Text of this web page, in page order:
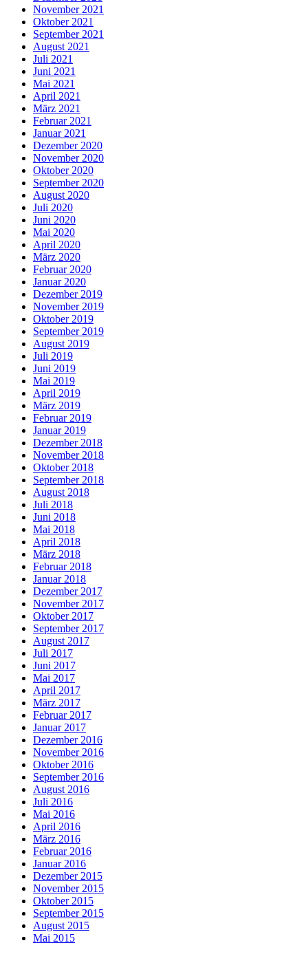
November 2021
Oktober 2021
September 2021
August 2021
Juli 2021
Juni 2021
Mai 2021
April 2021
März 2021
Februar 2021
Januar 2021
Dezember 2020
November 2020
Oktober 2020
September 2020
August 2020
Juli 2020
Juni 2020
Mai 2020
April 2020
März 2020
Februar 2020
Januar 2020
Dezember 2019
November 2019
Oktober 2019
September 2019
August 2019
Juli 2019
Juni 2019
Mai 2019
April 2019
März 2019
Februar 2019
Januar 2019
Dezember 2018
November 2018
Oktober 2018
September 2018
August 2018
Juli 2018
Juni 2018
Mai 2018
April 2018
März 2018
Februar 2018
Januar 2018
Dezember 2017
November 2017
Oktober 2017
September 2017
August 2017
Juli 2017
Juni 2017
Mai 2017
April 2017
März 2017
Februar 2017
Januar 2017
Dezember 2016
November 2016
Oktober 2016
September 2016
August 2016
Juli 2016
Mai 2016
April 2016
März 2016
Februar 2016
Januar 2016
Dezember 2015
November 2015
Oktober 2015
September 2015
August 2015
Mai 2015